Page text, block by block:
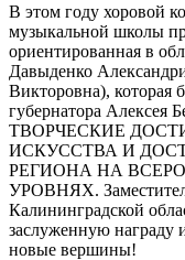
В этом году хоровой
музыкальной школы
ориентированная в
Давыденко
Викторовна),
губернатора
ТВОРЧЕСКИЕ
ИСКУССТВА И
РЕГИОНА НА
УРОВНЯХ.
Калининградской
заслуженную награду
новые вершины!